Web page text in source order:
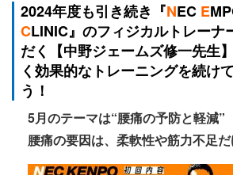
2024年度も引き続き『NEC E
CLINIC』のフィジカルトレーナ
だく【中野ジェームズ修一先生
く効果的なトレーニングを続け
う！
5月のテーマは“腰痛の予防と軽減”
腰痛の要因は、柔軟性や筋力不足だ